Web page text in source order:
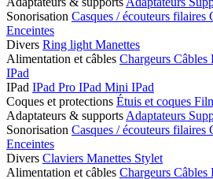
Sonorisation Casques / écouteurs filaires
Enceintes
Divers Ring light Manettes
Alimentation et câbles Chargeurs Câbles
IPad
IPad IPad Pro IPad Mini IPad
Coques et protections Étuis et coques
Adaptateurs & supports Adaptateurs
Sonorisation Casques / écouteurs filaires
Enceintes
Divers Claviers Manettes Stylet
Alimentation et câbles Chargeurs Câbles